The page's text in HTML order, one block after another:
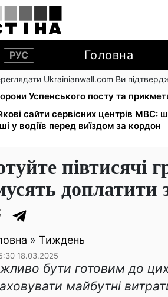
РУС Головна
Ukrainianwall.com Ви
свято 9 серпня: апостол
Успенського посту та
сайти сервісних центрів МВС:
у водіїв перед виїздом за кордон
півтисячі
доплатити
» Тиждень
18.03.2025
бути готовим до цих
майбутні